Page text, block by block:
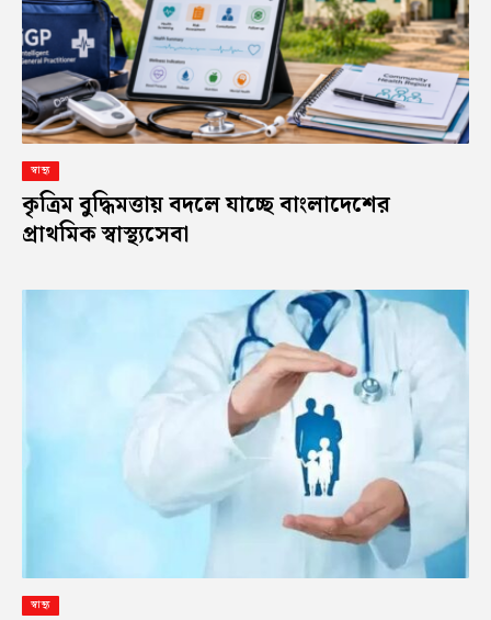
স্বাস্থ্য
কৃত্রিম বুদ্ধিমত্তায় বদলে যাচ্ছে বাংলাদেশের
প্রাথমিক স্বাস্থ্যসেবা
স্বাস্থ্য